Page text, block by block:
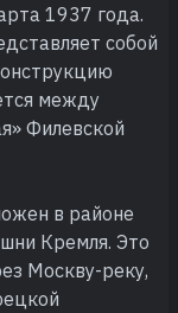
1937 года.
собой
между
Филевской
в районе
Кремля. Это
Москву-реку,